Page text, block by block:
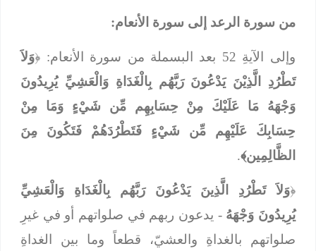
من سورة الرعد إلى سورة الأنعام:
وإلى الآيةِ 52 بعد البسملة من سورة الأنعام: ﴿
وَلاَ
تَطْرُدِ الَّذِيْنَ يَدْعُونَ رَبَّهُم بِالْغَدَاةِ وَالْعَشِيِّ يُرِيدُونَ
وَجْهَهُ مَا عَلَيْكَ مِنْ حِسَابِهِم مِّن شَيْءٍ وَمَا مِنْ
حِسَابِكَ عَلَيْهِم مِّن شَيْءٍ فَتَطْرُدَهُمْ فَتَكُونَ مِنَ
الظَّالِمِين﴾.
﴿وَلاَ تَطْرُدِ الَّذِينَ يَدْعُونَ رَبَّهُم بِالْغَدَاةِ وَالْعَشِيِّ
يُرِيدُونَ وَجْهَهُ- يدعون ربهم في صلواتهم أو في غيرِ
صلواتهم بالغداةِ والعشيّ، قطعاً وما بين الغداةِ